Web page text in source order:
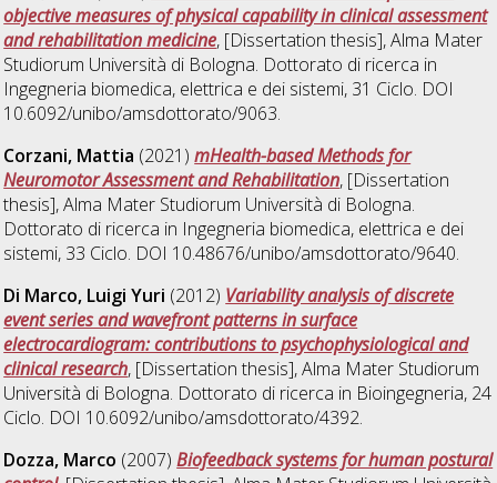
objective measures of physical capability in clinical assessment
and rehabilitation medicine, [Dissertation thesis], Alma Mater
Studiorum Università di Bologna. Dottorato di ricerca in
Ingegneria biomedica, elettrica e dei sistemi, 31 Ciclo. DOI
10.6092/unibo/amsdottorato/9063.
Corzani, Mattia (2021)mHealth-based Methods for
Neuromotor Assessment and Rehabilitation, [Dissertation
thesis], Alma Mater Studiorum Università di Bologna.
Dottorato di ricerca in Ingegneria biomedica, elettrica e dei
sistemi, 33 Ciclo. DOI 10.48676/unibo/amsdottorato/9640.
Di Marco, Luigi Yuri (2012) Variability analysis of discrete
event series and wavefront patterns in surface
electrocardiogram: contributions to psychophysiological and
clinical research, [Dissertation thesis], Alma Mater Studiorum
Università di Bologna. Dottorato di ricerca in Bioingegneria, 24
Ciclo. DOI 10.6092/unibo/amsdottorato/4392.
Dozza, Marco (2007)Biofeedback systems for human postural